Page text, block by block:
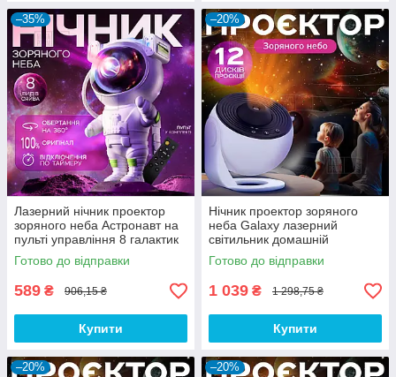
–35%
Лазерний нічник проектор
зоряного неба Астронавт на
пульті управління 8 галактик
для дітей для сну космонавт
Готово до відправки
589 ₴ 906,15 ₴
Купити
–20%
Нічник проектор зоряного
неба Galaxy лазерний
світильник домашній
планетарій лампа 12
галактик - Білий
Готово до відправки
1 039 ₴ 1 298,75 ₴
Купити
–20% –20%